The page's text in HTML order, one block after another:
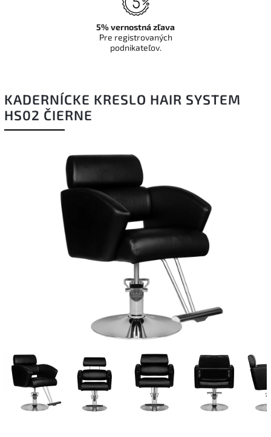
KADERNÍCKE KRESLO HAIR SYSTEM
HS02 ČIERNE
5% vernostná zľava
Pre registrovaných
podnikateľov.